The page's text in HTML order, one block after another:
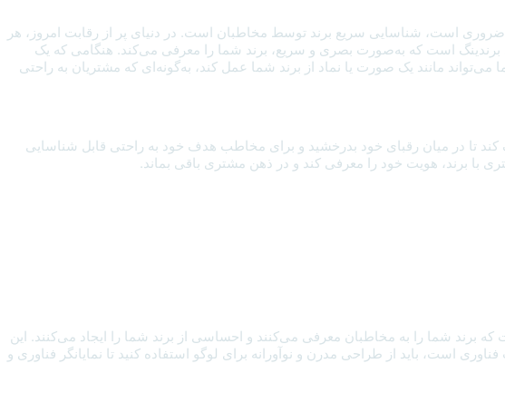
است، شناسایی سریع برند توسط مخاطبان است. در دنیای پر از رقابت امروز، هر
برندینگ است که به‌صورت بصری و سریع، برند شما را معرفی می‌کند. هنگامی که یک
مانند یک صورت یا نماد از برند شما عمل کند، به‌گونه‌ای که مشتریان به راحتی
تا در میان رقبای خود بدرخشید و برای مخاطب هدف خود به راحتی قابل شناسایی
با برند، هویت خود را معرفی کند و در ذهن مشتری باقی بماند.
شما را به مخاطبان معرفی می‌کنند و احساسی از برند شما را ایجاد می‌کنند. این
باید از طراحی مدرن و نوآورانه برای لوگو استفاده کنید تا نمایانگر فناوری و